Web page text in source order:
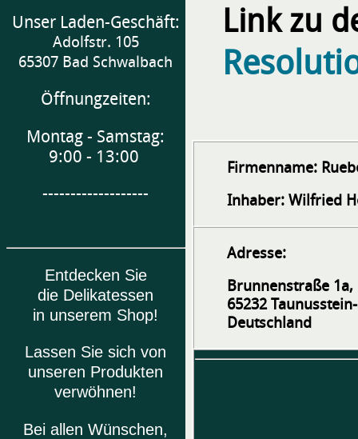
Unser Laden-Geschäft:
Adolfstr. 105
65307 Bad Schwalbach
Öffnungzeiten:
Montag - Samstag:
9:00 - 13:00
-------------------
Entdecken Sie
die Delikatessen
in unserem Shop!
Lassen Sie sich von
unseren Produkten
verwöhnen!
Bei allen Wünschen,
Link zu
Firmenname:
Inhaber: Wilfried
Adresse:
Brunnenstraße 1a,
65232
Deutschland